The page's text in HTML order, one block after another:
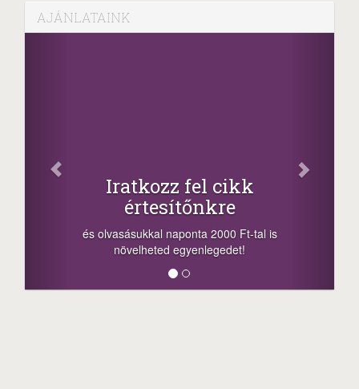
AJÁNLATAINK
Iratkozz fel cikk
értesítőnkre
és olvasásukkal naponta 2000 Ft-tal is
növelheted egyenlegedet!